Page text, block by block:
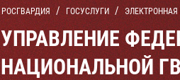
РОСГВАРДИЯ ГОСУСЛУГИ
УПРАВЛЕНИЕ
НАЦИОНАЛЬНОЙ